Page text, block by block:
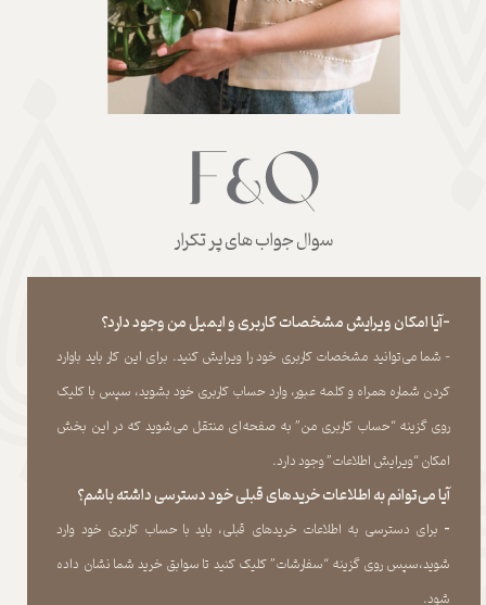
سوال جواب های پر تکرار
-آیا امکان ویرایش مشخصات کاربری و ایمیل من وجود دارد؟
- شما می‏‌توانید مشخصات کاربری خود را ویرایش کنید. برای این کار باید باوارد
کردن شماره همراه و کلمه عبور، وارد حساب کاربری خود بشوید، سپس با کلیک
روی گزینه “حساب کاربری من” به صفحه‏‌ای منتقل می‏‌شوید که در این بخش
امکان “ویرایش اطلاعات” وجود دارد.​​​​​​​
آیا می‌‏توانم به اطلاعات خریدهای قبلی خود دسترسی داشته باشم؟
​​​​​​​- برای دسترسی به اطلاعات خریدهای قبلی، باید با حساب کاربری خود وارد
شوید،سپس روی گزینه “سفارشات” کلیک کنید تا سوابق خرید شما نشان داده
‏شود.​​​​​​​